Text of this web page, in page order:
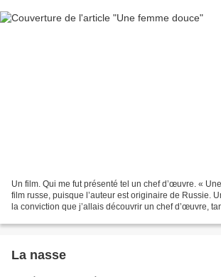
Un film. Qui me fut présenté tel un chef d’œuvre. «
film russe, puisque l’auteur est originaire de Russie.
la conviction que j’allais découvrir un chef d’œuvre,
La nasse